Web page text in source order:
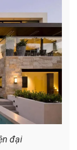
đại